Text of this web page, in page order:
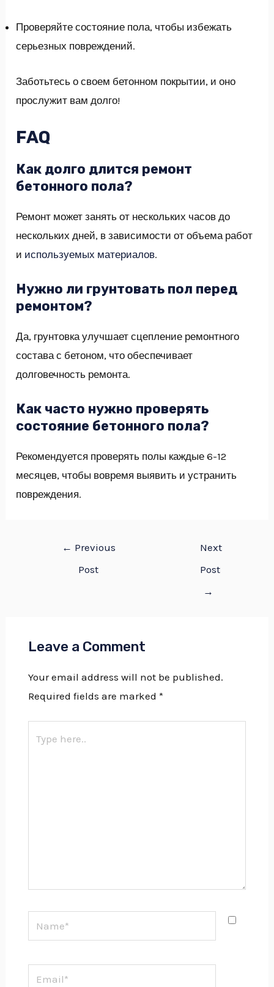
Проверяйте состояние пола, чтобы избежать
серьезных повреждений.
Заботьтесь о своем бетонном покрытии, и оно
прослужит вам долго!
FAQ
Как долго длится ремонт
бетонного пола?
Ремонт может занять от нескольких часов до
нескольких дней, в зависимости от объема работ
и используемых материалов.
Нужно ли грунтовать пол перед
ремонтом?
Да, грунтовка улучшает сцепление ремонтного
состава с бетоном, что обеспечивает
долговечность ремонта.
Как часто нужно проверять
состояние бетонного пола?
Рекомендуется проверять полы каждые 6-12
месяцев, чтобы вовремя выявить и устранить
повреждения.
← Previous
Post
Next
Post
→
Leave a Comment
Your email address will not be published.
Required fields are marked *
here..
Email*